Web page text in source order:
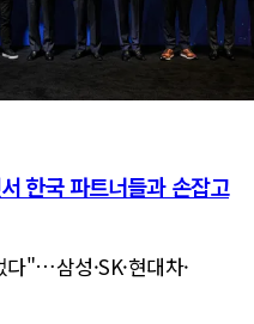
한국 파트너들과 손잡고
"…삼성·SK·현대차·